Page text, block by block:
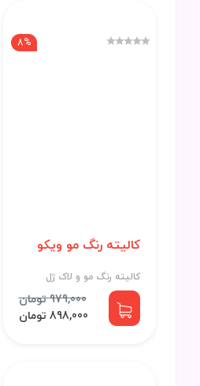
8%
کالیته رنگ مو ویکو
کالیته رنگ مو و لاک ژل
979,000 تومان
898,000 تومان